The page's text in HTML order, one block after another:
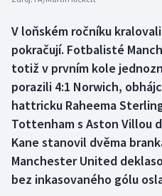
Curling
Dostihy
Florbal
Golf
V loňském ročníku
pokračují. Fotbalisté
totiž v prvním kole
porazili 4:1 Norwich,
hattricku Raheema
Tottenham s Aston Villou
Kane stanovil dvěma
Manchester United
bez inkasovaného gólu